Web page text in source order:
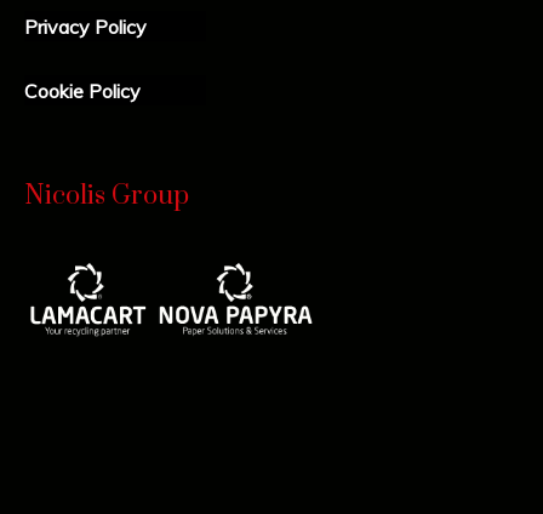
Privacy Policy
Cookie Policy
Nicolis Group